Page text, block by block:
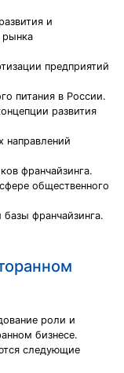
и
рынка
предприятий
питания в России.
развития
направлений
франчайзинга.
общественного
франчайзинга.
роли и
бизнесе.
следующие